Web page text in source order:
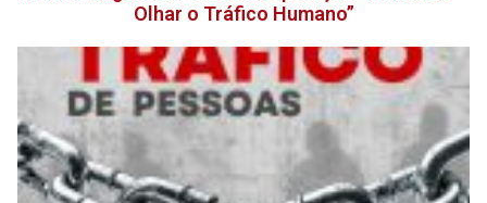
Olhar o Tráfico Humano”